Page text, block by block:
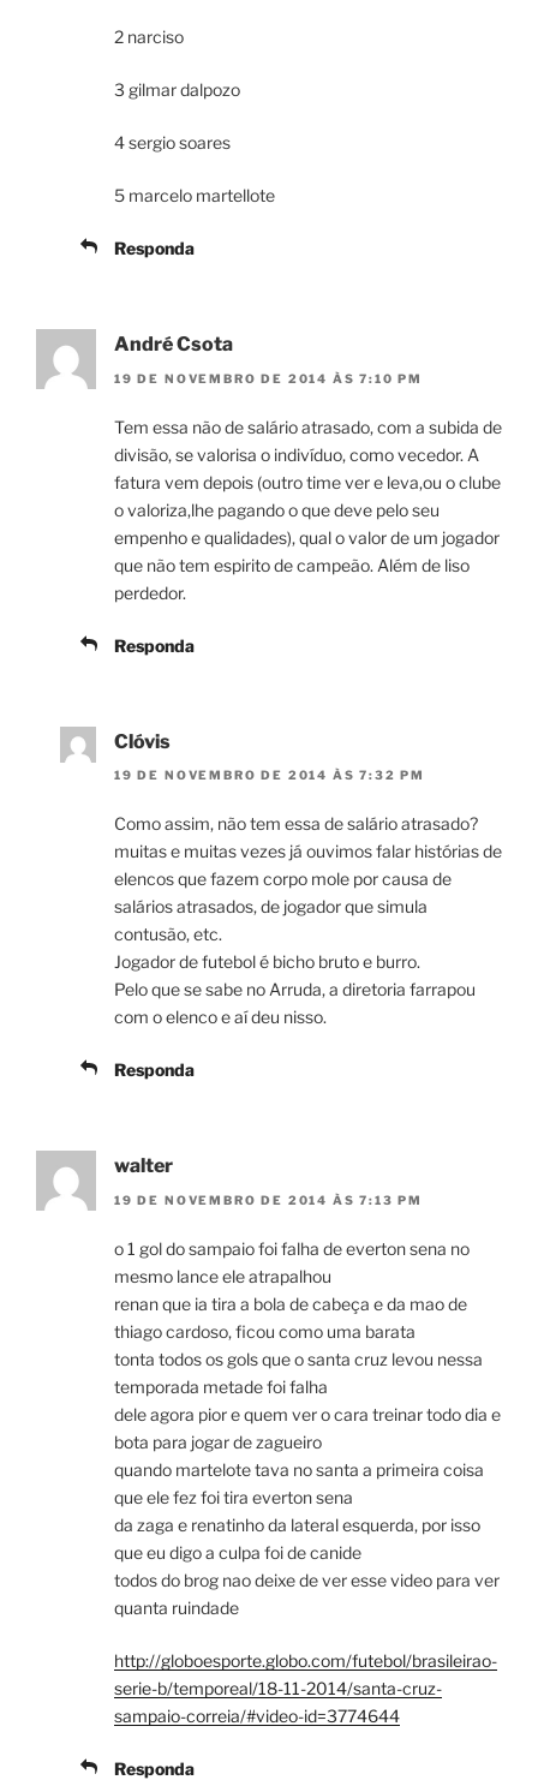
2 narciso
3 gilmar dalpozo
4 sergio soares
5 marcelo martellote
Responda
André Csota
19 DE NOVEMBRO DE 2014 ÀS 7:10 PM
Tem essa não de salário atrasado, com a subida de
divisão, se valorisa o indivíduo, como vecedor. A
fatura vem depois (outro time ver e leva,ou o clube
o valoriza,lhe pagando o que deve pelo seu
empenho e qualidades), qual o valor de um jogador
que não tem espirito de campeão. Além de liso
perdedor.
Responda
Clóvis
19 DE NOVEMBRO DE 2014 ÀS 7:32 PM
Como assim, não tem essa de salário atrasado?
muitas e muitas vezes já ouvimos falar histórias de
elencos que fazem corpo mole por causa de
salários atrasados, de jogador que simula
contusão, etc.
Jogador de futebol é bicho bruto e burro.
Pelo que se sabe no Arruda, a diretoria farrapou
com o elenco e aí deu nisso.
Responda
walter
19 DE NOVEMBRO DE 2014 ÀS 7:13 PM
o 1 gol do sampaio foi falha de everton sena no
mesmo lance ele atrapalhou
renan que ia tira a bola de cabeça e da mao de
thiago cardoso, ficou como uma barata
tonta todos os gols que o santa cruz levou nessa
temporada metade foi falha
dele agora pior e quem ver o cara treinar todo dia e
bota para jogar de zagueiro
quando martelote tava no santa a primeira coisa
que ele fez foi tira everton sena
da zaga e renatinho da lateral esquerda, por isso
que eu digo a culpa foi de canide
todos do brog nao deixe de ver esse video para ver
quanta ruindade
http://globoesporte.globo.com/futebol/brasileirao-
serie-b/temporeal/18-11-2014/santa-cruz-
sampaio-correia/#video-id=3774644
Responda